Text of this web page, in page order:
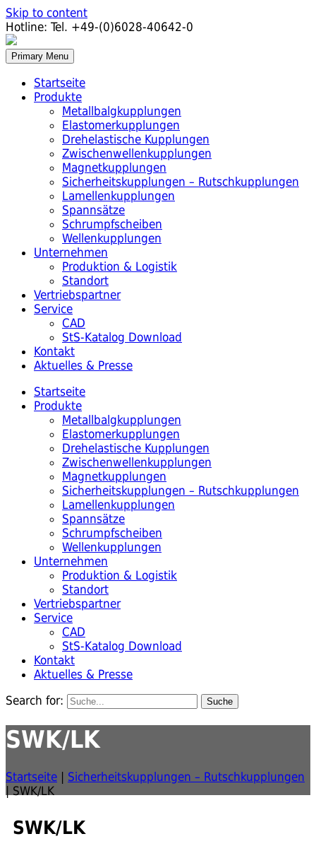
Skip to content
Hotline: Tel. +49-(0)6028-40642-0
Primary Menu
Startseite
Produkte
Metallbalgkupplungen
Elastomerkupplungen
Drehelastische Kupplungen
Zwischenwellenkupplungen
Magnetkupplungen
Sicherheitskupplungen – Rutschkupplungen
Lamellenkupplungen
Spannsätze
Schrumpfscheiben
Wellenkupplungen
Unternehmen
Produktion & Logistik
Standort
Vertriebspartner
Service
CAD
StS-Katalog Download
Kontakt
Aktuelles & Presse
Startseite
Produkte
Metallbalgkupplungen
Elastomerkupplungen
Drehelastische Kupplungen
Zwischenwellenkupplungen
Magnetkupplungen
Sicherheitskupplungen – Rutschkupplungen
Lamellenkupplungen
Spannsätze
Schrumpfscheiben
Wellenkupplungen
Unternehmen
Produktion & Logistik
Standort
Vertriebspartner
Service
CAD
StS-Katalog Download
Kontakt
Aktuelles & Presse
Search for:
SWK/LK
Startseite | Sicherheitskupplungen – Rutschkupplungen
| SWK/LK
SWK/LK